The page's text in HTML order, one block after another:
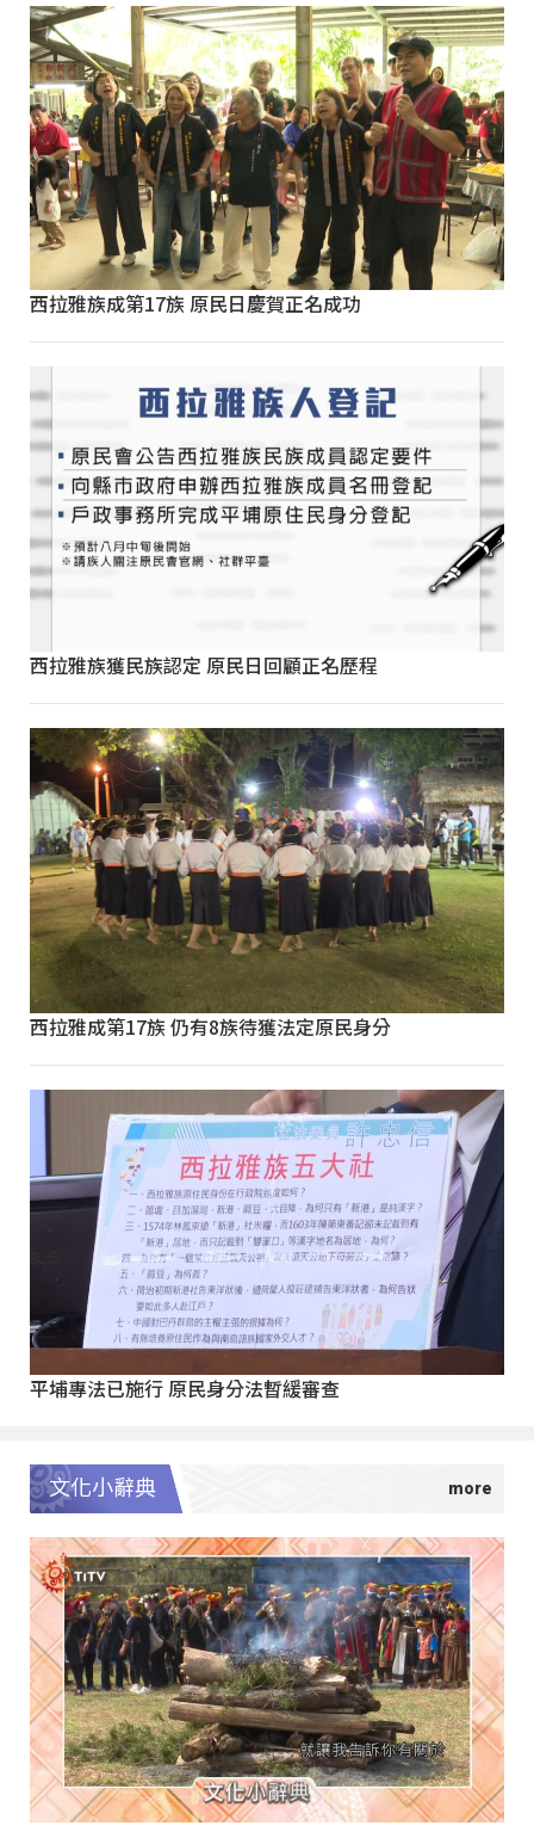
西拉雅族成第17族 原民日慶賀正名成功
西拉雅族獲民族認定 原民日回顧正名歷程
西拉雅成第17族 仍有8族待獲法定原民身分
平埔專法已施行 原民身分法暫緩審查
文化小辭典